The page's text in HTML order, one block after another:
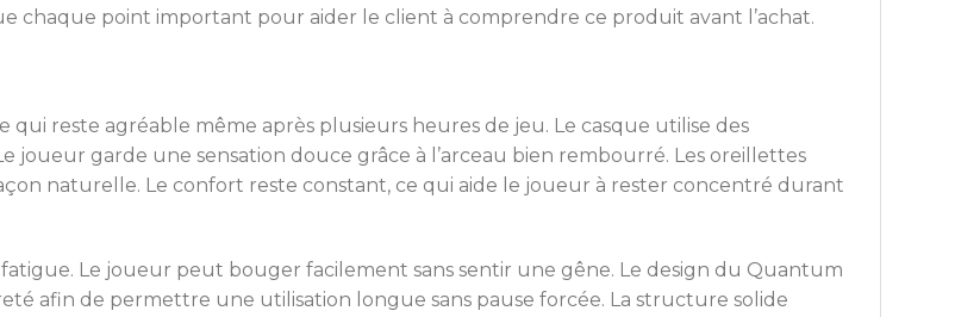
chaque point important pour aider le client à comprendre ce produit avant l’achat.
reste agréable même après plusieurs heures de jeu. Le casque utilise des
joueur garde une sensation douce grâce à l’arceau bien rembourré. Les oreillettes
naturelle. Le confort reste constant, ce qui aide le joueur à rester concentré durant
Le joueur peut bouger facilement sans sentir une gêne. Le design du Quantum
afin de permettre une utilisation longue sans pause forcée. La structure solide